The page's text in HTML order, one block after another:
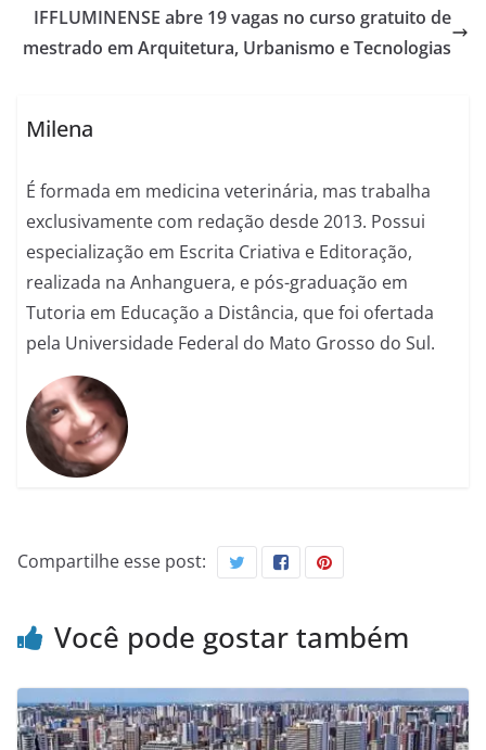
IFFLUMINENSE abre 19 vagas no curso gratuito de
mestrado em Arquitetura, Urbanismo e Tecnologias
Milena
É formada em medicina veterinária, mas trabalha
exclusivamente com redação desde 2013. Possui
especialização em Escrita Criativa e Editoração,
realizada na Anhanguera, e pós-graduação em
Tutoria em Educação a Distância, que foi ofertada
pela Universidade Federal do Mato Grosso do Sul.
Compartilhe esse post:
Você pode gostar também